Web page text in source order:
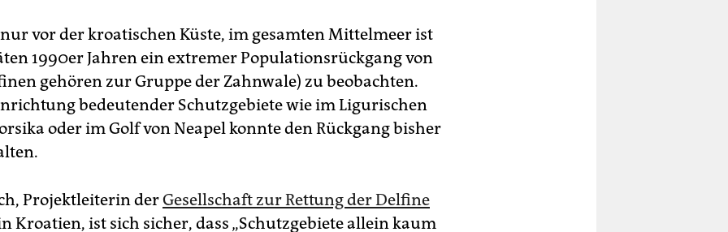
vor der kroatischen Küste, im gesamten Mittelmeer ist
1990er Jahren ein extremer Populationsrückgang von
gehören zur Gruppe der Zahnwale) zu beobachten.
bedeutender Schutzgebiete wie im Ligurischen
oder im Golf von Neapel konnte den Rückgang bisher
Projektleiterin derGesellschaft zur Rettung der Delfine
Kroatien, ist sich sicher, dass „Schutzgebiete allein kaum